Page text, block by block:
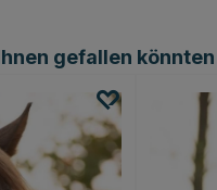
gefallen könnten